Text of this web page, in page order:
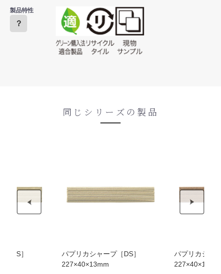
製品特性
？
同じシリーズの製品
DS］
パプリカシャープ［DS］
227×40×13mm
パプリカシャ